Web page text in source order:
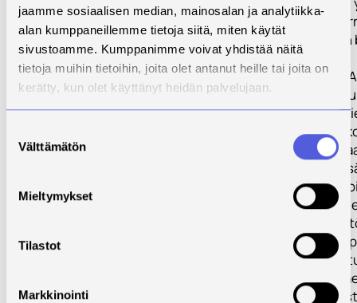
jaamme sosiaalisen median, mainosalan ja analytiikka-
alan kumppaneillemme tietoja siitä, miten käytät
sivustoamme. Kumppanimme voivat yhdistää näitä
tietoja muihin tietoihin, joita olet antanut heille tai joita on
kerätty, kun olet käyttänyt heidän palvelujaan.
valinta
Välttämätön
Mieltymykset
Tilastot
Markkinointi
yrityksistä ja
selvittää uusien
ja päästöihin
liittyviä asioita.
Varkauteen on
koeympäristö,
ainoana
joka
polttokokeet
viime vuosina
vahvistettu
analyysiin
viimeisen
ollut